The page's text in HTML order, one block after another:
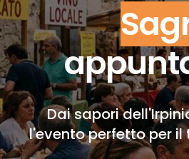
Dai sapori
l'evento perfetto per